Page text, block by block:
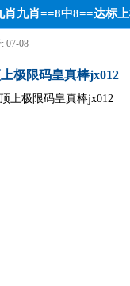
九肖==8中8==达标
07-08
极限码皇真棒jx012
上极限码皇真棒jx012